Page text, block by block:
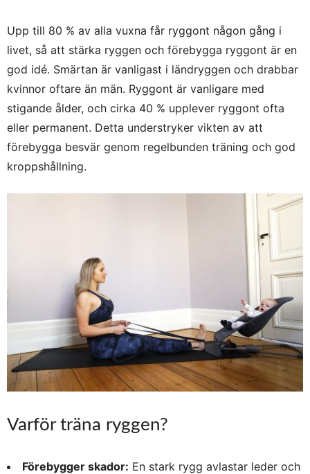
Upp till 80 % av alla vuxna får ryggont någon gång i
livet, så att stärka ryggen och förebygga ryggont är en
god idé. Smärtan är vanligast i ländryggen och drabbar
kvinnor oftare än män. Ryggont är vanligare med
stigande ålder, och cirka 40 % upplever ryggont ofta
eller permanent. Detta understryker vikten av att
förebygga besvär genom regelbunden träning och god
kroppshållning.
Varför träna ryggen?
Förebygger skador: En stark rygg avlastar leder och